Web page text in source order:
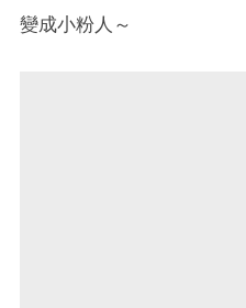
變成小粉人～